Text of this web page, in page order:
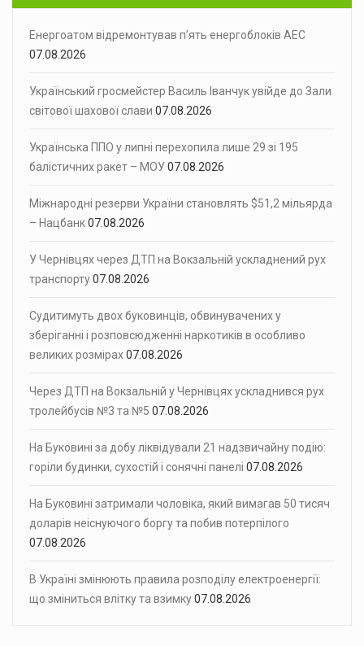
Енергоатом відремонтував п’ять енергоблоків АЕС
07.08.2026
Український гросмейстер Василь Іванчук увійде до Зали
світової шахової слави 07.08.2026
Українська ППО у липні перехопила лише 29 зі 195
балістичних ракет – МОУ07.08.2026
Міжнародні резерви України становлять $51,2 мільярда
– Нацбанк07.08.2026
У Чернівцях через ДТП на Вокзальній ускладнений рух
транспорту07.08.2026
Судитимуть двох буковинців, обвинувачених у
зберіганні і розповсюдженні наркотиків в особливо
великих розмірах07.08.2026
Через ДТП на Вокзальній у Чернівцях ускладнився рух
тролейбусів №3 та №5 07.08.2026
На Буковині за добу ліквідували 21 надзвичайну подію:
горіли будинки, сухостій і сонячні панелі 07.08.2026
На Буковині затримали чоловіка, який вимагав 50 тисяч
доларів неіснуючого боргу та побив потерпілого
07.08.2026
В Україні змінюють правила розподілу електроенергії:
що зміниться влітку та взимку07.08.2026